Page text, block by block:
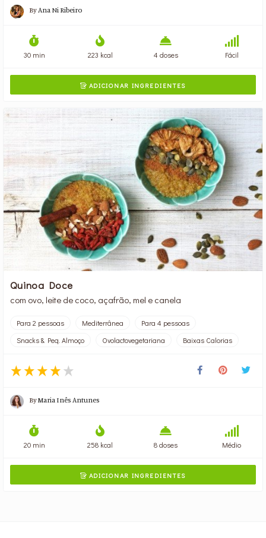
By Ana Ni Ribeiro
30 min 223 kcal 4 doses Fácil
ADICIONAR INGREDIENTES
Quinoa Doce
com ovo, leite de coco, açafrão, mel e canela
Para 2 pessoas Mediterrânea
Para 4 pessoas
Snacks & Peq. Almoço
Ovolactovegetariana Baixas Calorias
ByMaria Inês Antunes
20 min 258 kcal 8 doses Médio
ADICIONAR INGREDIENTES